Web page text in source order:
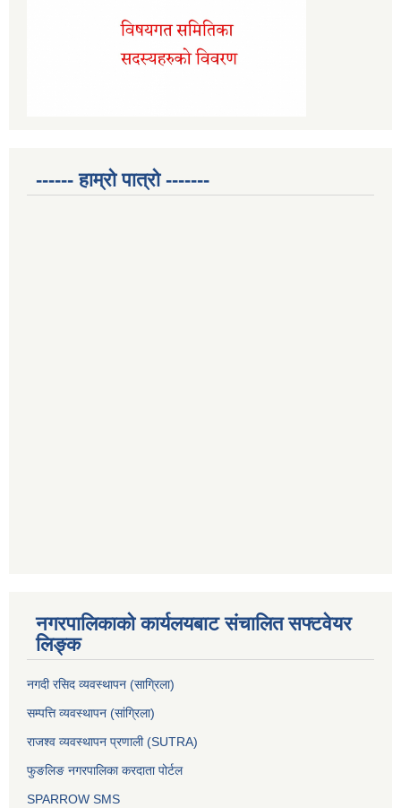
------ हाम्रो पात्रो -------
नगरपालिकाको कार्यलयबाट संचालित सफ्टवेयर
लिङ्क
नगदी रसिद व्यवस्थापन (साग्रिला)
सम्पत्ति व्यवस्थापन (सांग्रिला)
राजश्व व्यवस्थापन प्रणाली (SUTRA)
फुङलिङ नगरपालिका करदाता पोर्टल
SPARROW SMS